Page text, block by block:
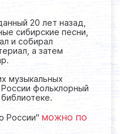
20 лет назад,
сибирские песни,
и собирал
а затем
музыкальных
фольклорный
России" можно по